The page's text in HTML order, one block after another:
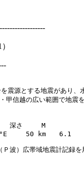
Jul. 21,
震源とする地震があり、
甲信越の広い範囲で地震
深さ　   M
　 50 km　　6.1
波）広帯域地震計記録を